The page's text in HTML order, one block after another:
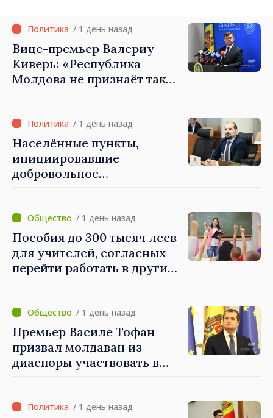
/ 1 день назад
Вице-премьер Валериу
Киверь: «Республика
Молдова не признаёт так
осуществлённые
тираспольскими властями
в восточных районах»
/ 1 день назад
Населённые пункты,
инициировавшие
добровольное
процедуры в течение
августа
/ 1 день назад
Пособия до 300 тысяч леев
для учителей, согласных
перейти работать в другие
учреждений/ 1 день назад
Премьер Василе Тофан
призвал молдаван из
диаспоры участвовать в
Молдова / 1 день назад